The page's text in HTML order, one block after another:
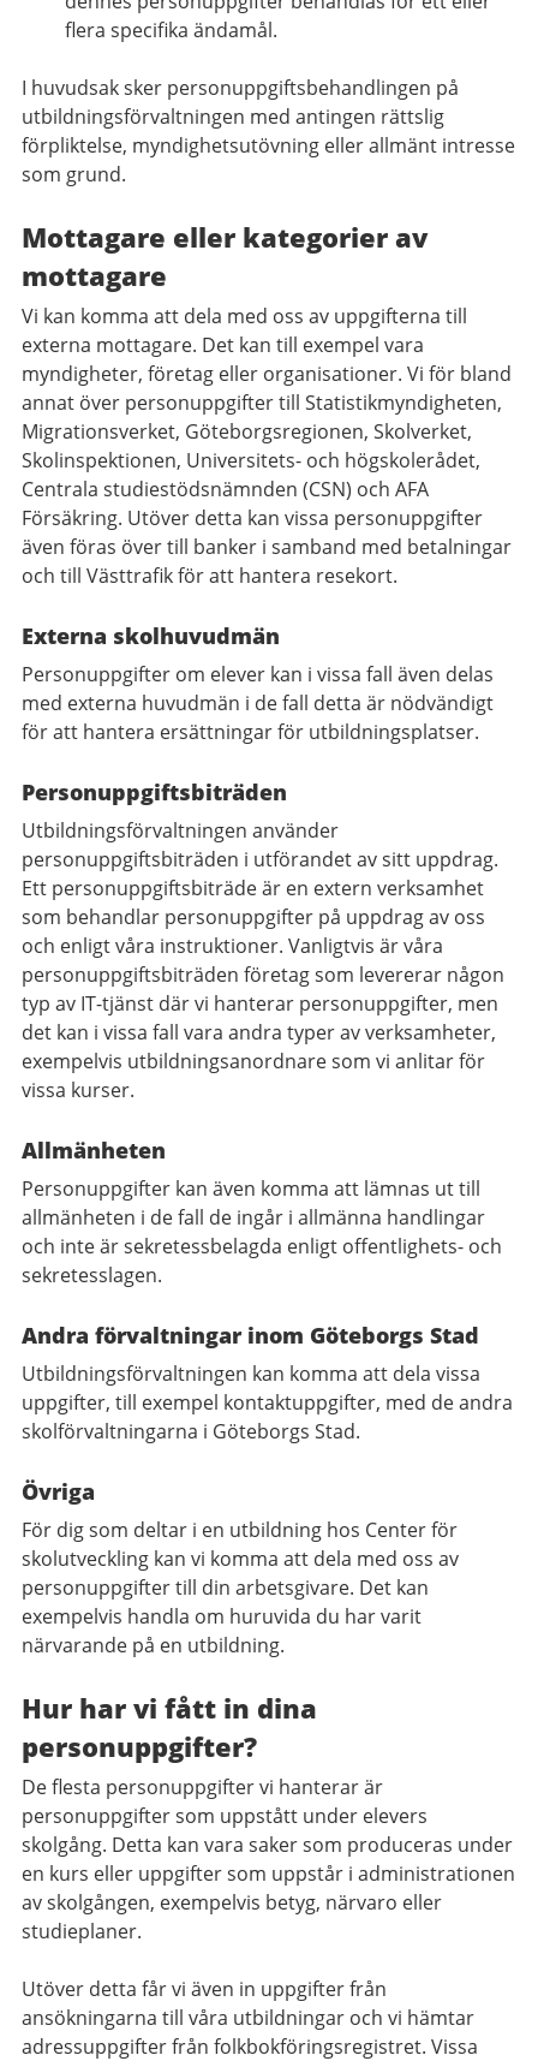
flera specifika ändamål.
I huvudsak sker personuppgiftsbehandlingen på
utbildningsförvaltningen med antingen rättslig
förpliktelse, myndighetsutövning eller allmänt intresse
som grund.
Mottagare eller kategorier av
mottagare
Vi kan komma att dela med oss av uppgifterna till
externa mottagare. Det kan till exempel vara
myndigheter, företag eller organisationer. Vi för bland
annat över personuppgifter till Statistikmyndigheten,
Migrationsverket, Göteborgsregionen, Skolverket,
Skolinspektionen, Universitets- och högskolerådet,
Centrala studiestödsnämnden (CSN) och AFA
Försäkring. Utöver detta kan vissa personuppgifter
även föras över till banker i samband med betalningar
och till Västtrafik för att hantera resekort.
Externa skolhuvudmän
Personuppgifter om elever kan i vissa fall även delas
med externa huvudmän i de fall detta är nödvändigt
för att hantera ersättningar för utbildningsplatser.
Personuppgiftsbiträden
Utbildningsförvaltningen använder
personuppgiftsbiträden i utförandet av sitt uppdrag.
Ett personuppgiftsbiträde är en extern verksamhet
som behandlar personuppgifter på uppdrag av oss
och enligt våra instruktioner. Vanligtvis är våra
personuppgiftsbiträden företag som levererar någon
typ av IT-tjänst där vi hanterar personuppgifter, men
det kan i vissa fall vara andra typer av verksamheter,
exempelvis utbildningsanordnare som vi anlitar för
vissa kurser.
Allmänheten
Personuppgifter kan även komma att lämnas ut till
allmänheten i de fall de ingår i allmänna handlingar
och inte är sekretessbelagda enligt offentlighets- och
sekretesslagen.
Andra förvaltningar inom Göteborgs Stad
Utbildningsförvaltningen kan komma att dela vissa
uppgifter, till exempel kontaktuppgifter, med de andra
skolförvaltningarna i Göteborgs Stad.
Övriga
För dig som deltar i en utbildning hos Center för
skolutveckling kan vi komma att dela med oss av
personuppgifter till din arbetsgivare. Det kan
exempelvis handla om huruvida du har varit
närvarande på en utbildning.
Hur har vi fått in dina
personuppgifter?
De flesta personuppgifter vi hanterar är
personuppgifter som uppstått under elevers
skolgång. Detta kan vara saker som produceras under
en kurs eller uppgifter som uppstår i administrationen
av skolgången, exempelvis betyg, närvaro eller
studieplaner.
Utöver detta får vi även in uppgifter från
ansökningarna till våra utbildningar och vi hämtar
adressuppgifter från folkbokföringsregistret. Vissa